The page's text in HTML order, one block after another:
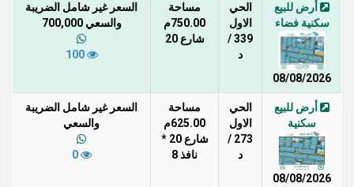
أرض للبيع
سكنية فضاء
08/08/2026
الحي
الاول
339 /
د
مساحة
750.00م
شارع 20
السعر غير شامل الضريبة
والسعي 700,000
100
أرض للبيع
سكنية
08/08/2026
الحي
الاول
273 /
د
مساحة
625.00م
شارع 20 *
نافذ 8
السعر غير شامل الضريبة
والسعي
0